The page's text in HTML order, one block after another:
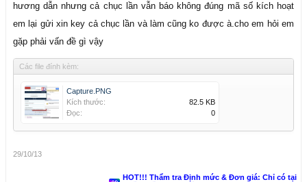
hương dẫn nhưng cả chục lần vẫn báo không đúng mã số kích hoạt
em lại gửi xin key cả chục lần và làm cũng ko được à.cho em hỏi em
gặp phải vấn đề gì vậy
Các file đính kèm:
Capture.PNG
Kích thước:
82.5 KB
Đọc:
0
29/10/13
HOT!!! Thẩm tra Định mức & Đơn giá: Chỉ có tại